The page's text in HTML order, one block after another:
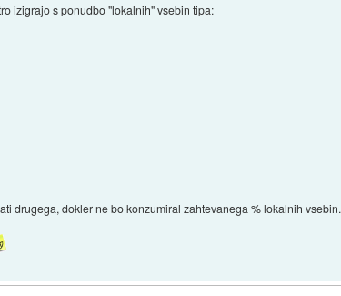
izigrajo s ponudbo "lokalnih" vsebin tipa:
drugega, dokler ne bo konzumiral zahtevanega % lokalnih vsebin.